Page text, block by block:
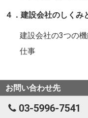
４．建設会社のしくみ
建設会社の3つの
仕事
お問い合わせ先
03-5996-7541